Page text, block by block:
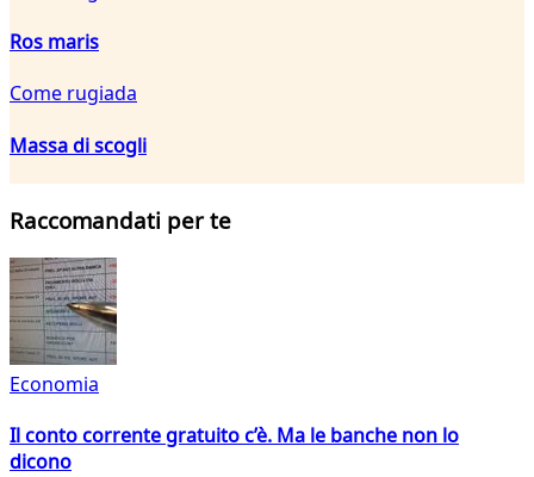
Ros maris
Come rugiada
Massa di scogli
Raccomandati per te
Economia
Il conto corrente gratuito c’è. Ma le banche non lo
dicono